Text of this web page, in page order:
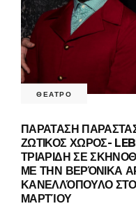
ΘΕΑΤΡΟ
ΠΑΡΑΤΑΣΗ
ΖΩΤΙΚΟΣ ΧΩΡΟΣ-
ΤΡΙΑΡΙΔΗ ΣΕ
ΜΕ ΤΗΝ ΒΕΡΌΝΙΚΑ
ΚΑΝΕΛΛΌΠΟΥΛΟ ΣΤΟ
ΜΑΡΤΊΟΥ